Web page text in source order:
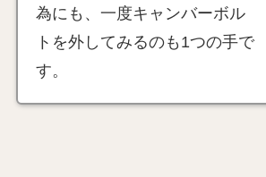
為にも、一度キャンバーボル
トを外してみるのも1つの手で
す。